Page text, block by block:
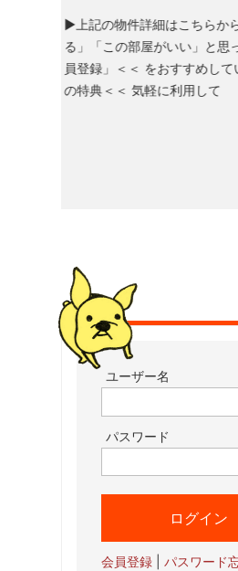
れ
た
お
部
部
屋
探
し
▶上記の物件詳細はこちら
る」「この部屋がいい」と
員登録」＜＜ をおすすめ
の特典＜＜ 気軽に利用して
ユーザー名
パスワード
会員登録 |パスワード